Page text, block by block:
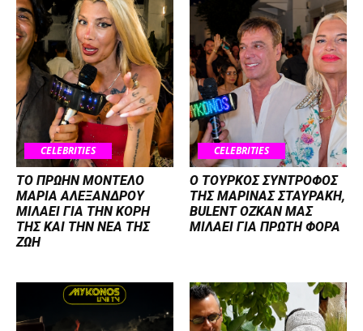
CELEBRITIES
ΤΟ ΠΡΩΗΝ ΜΟΝΤΕΛΟ
ΜΑΡΙΑ ΑΛΕΞΑΝΔΡΟΥ
ΜΙΛΑΕΙ ΓΙΑ ΤΗΝ ΚΟΡΗ
ΤΗΣ ΚΑΙ ΤΗΝ ΝΕΑ ΤΗΣ
ΖΩΗ
CELEBRITIES
Ο ΤΟΥΡΚΟΣ ΣΥΝΤΡΟΦΟΣ
ΤΗΣ ΜΑΡΙΝΑΣ ΣΤΑΥΡΑΚΗ,
BULENT OZKAN ΜΑΣ
ΜΙΛΑΕΙ ΓΙΑ ΠΡΩΤΗ ΦΟΡΑ